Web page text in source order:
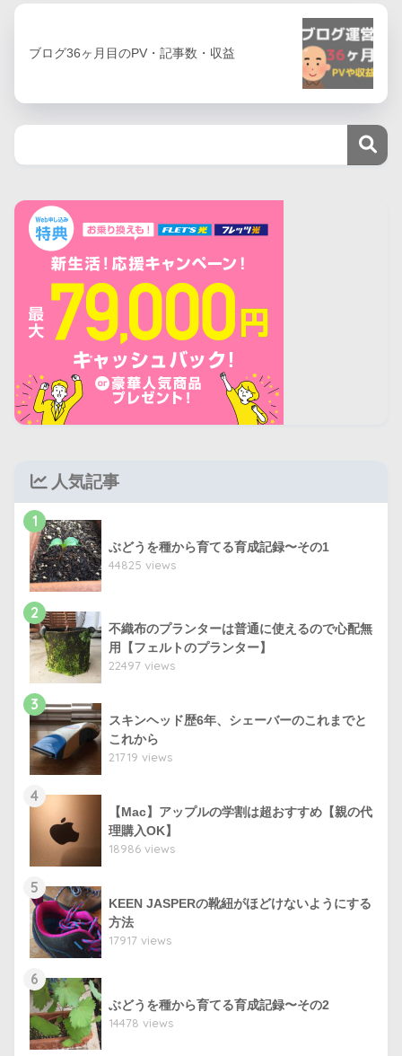
ブログ36ヶ月目のPV・記事数・収益
人気記事
1
ぶどうを種から育てる育成記録〜その1
44825 views
2
不織布のプランターは普通に使えるので心配無
用【フェルトのプランター】
22497 views
3
スキンヘッド歴6年、シェーバーのこれまでと
これから
21719 views
4
【Mac】アップルの学割は超おすすめ【親の代
理購入OK】
18986 views
5
KEEN JASPERの靴紐がほどけないようにする
方法
17917 views
6
ぶどうを種から育てる育成記録〜その2
14478 views